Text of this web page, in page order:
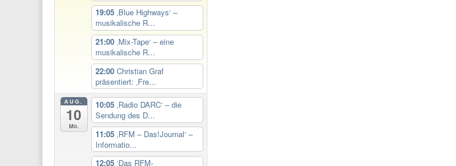
19:05 ‚Blue Highways‘ –
musikalische R...
21:00 ‚Mix-Tape‘ – eine
musikalische R...
22:00 Christian Graf
präsentiert: ‚Fre...
AUG.
10
Mo.
10:05 ‚Radio DARC‘ – die
Sendung des D...
11:05 ‚RFM – Das!Journal‘ –
Informatio...
12:05 ‘Das RFM-